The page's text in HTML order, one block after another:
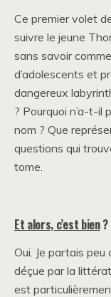
Ce premier volet
suivre le jeune
sans savoir
d’adolescents et
dangereux
? Pourquoi n’a-t-il
nom ? Que
questions qui
tome.
Et alors, c’est bien?
Oui. Je partais
déçue par la
est